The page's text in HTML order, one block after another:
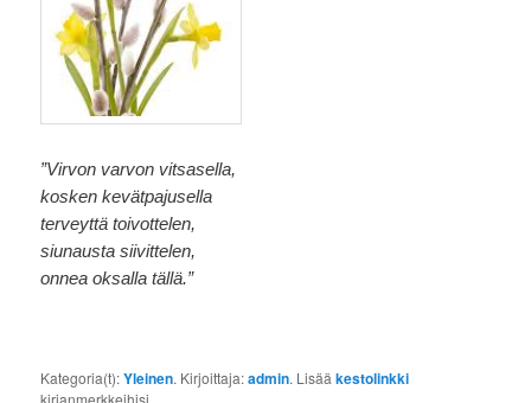
”Virvon varvon vitsasella,
kosken kevätpajusella
terveyttä toivottelen,
siunausta siivittelen,
onnea oksalla tällä.”
Kategoria(t):Yleinen. Kirjoittaja:admin. Lisääkestolinkki
kirjanmerkkeihisi.